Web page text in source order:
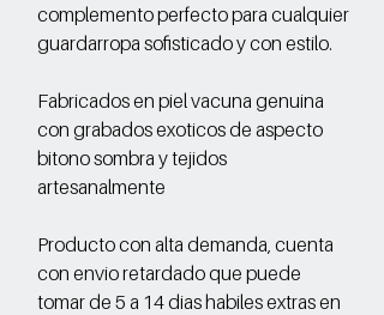
complemento perfecto para cualquier
guardarropa sofisticado y con estilo.
Fabricados en piel vacuna genuina
con grabados exoticos de aspecto
bitono sombra y tejidos
artesanalmente
Producto con alta demanda, cuenta
con envio retardado que puede
tomar de 5 a 14 dias habiles extras en